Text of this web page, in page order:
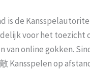
is de
voor het toezicht
van online gokken.
Kansspelen op